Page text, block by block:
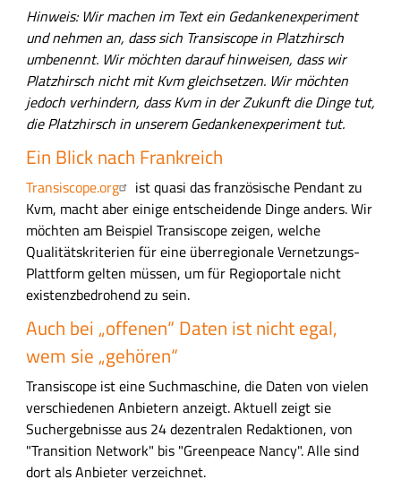
l
t
s
f
e
l
d
Hinweis: Wir machen im Text ein Gedankenexperiment
und nehmen an, dass sich Transiscope in Platzhirsch
umbenennt. Wir möchten darauf hinweisen, dass wir
Platzhirsch nicht mit Kvm gleichsetzen. Wir möchten
jedoch verhindern, dass Kvm in der Zukunft die Dinge tut,
die Platzhirsch in unserem Gedankenexperiment tut.
Ein Blick nach Frankreich
Transiscope.org
ist quasi das französische Pendant zu
Kvm, macht aber einige entscheidende Dinge anders. Wir
möchten am Beispiel Transiscope zeigen, welche
Qualitätskriterien für eine überregionale Vernetzungs-
Plattform gelten müssen, um für Regioportale nicht
existenzbedrohend zu sein.
Auch bei „offenen“ Daten ist nicht egal,
wem sie „gehören“
Transiscope ist eine Suchmaschine, die Daten von vielen
verschiedenen Anbietern anzeigt. Aktuell zeigt sie
Suchergebnisse aus 24 dezentralen Redaktionen, von
"Transition Network" bis "Greenpeace Nancy". Alle sind
dort als Anbieter verzeichnet.